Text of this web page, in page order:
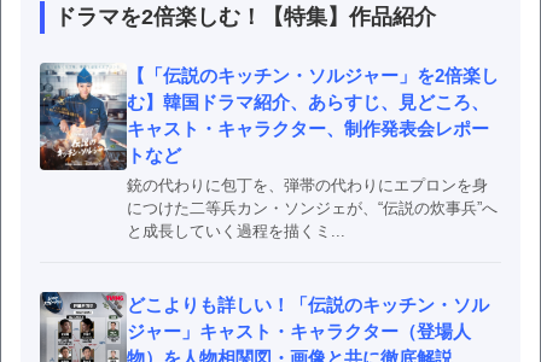
ドラマを2倍楽しむ！【特集】作品紹介
【「伝説のキッチン・ソルジャー」を2倍楽し
む】韓国ドラマ紹介、あらすじ、見どころ、
キャスト・キャラクター、制作発表会レポー
トなど
銃の代わりに包丁を、弾帯の代わりにエプロンを身
につけた二等兵カン・ソンジェが、“伝説の炊事兵”へ
と成長していく過程を描くミ...
どこよりも詳しい！「伝説のキッチン・ソル
ジャー」キャスト・キャラクター（登場人
物）を人物相関図・画像と共に徹底解説